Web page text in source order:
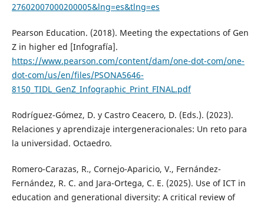
27602007000200005&lng=es&tlng=es
Pearson Education. (2018). Meeting the expectations of Gen
Z in higher ed [Infografía].
https://www.pearson.com/content/dam/one-dot-com/one-
dot-com/us/en/files/PSONA5646-
8150_TIDL_GenZ_Infographic_Print_FINAL.pdf
Rodríguez-Gómez, D. y Castro Ceacero, D. (Eds.). (2023).
Relaciones y aprendizaje intergeneracionales: Un reto para
la universidad. Octaedro.
Romero-Carazas, R., Cornejo-Aparicio, V., Fernández-
Fernández, R. C. and Jara-Ortega, C. E. (2025). Use of ICT in
education and generational diversity: A critical review of